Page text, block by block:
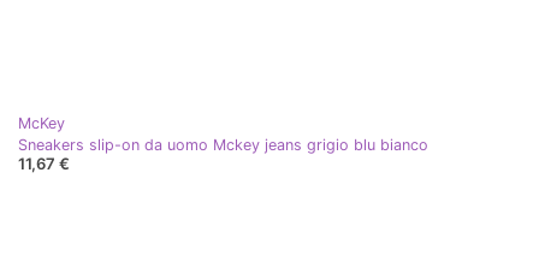
McKey
Sneakers slip-on da uomo Mckey jeans grigio blu bianco
11,67 €